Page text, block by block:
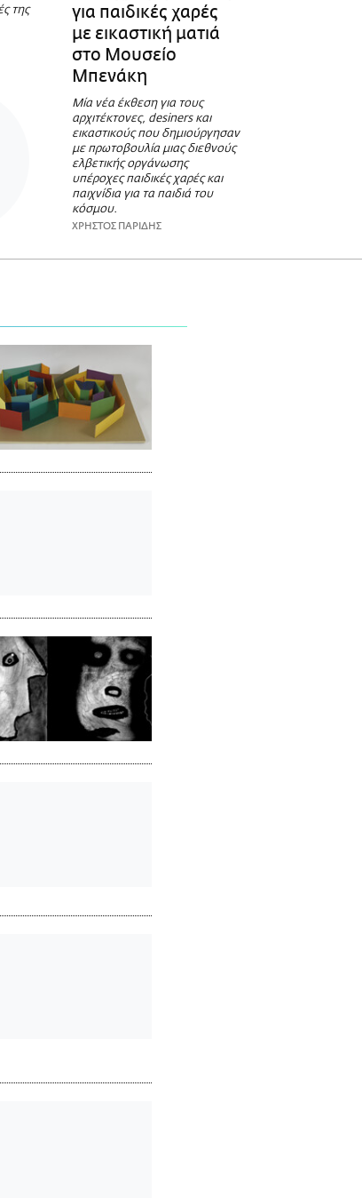
της
για παιδικές χαρές
με εικαστική ματιά
στο Μουσείο
Μπενάκη
Μία νέα έκθεση για τους
αρχιτέκτονες, desiners και
εικαστικούς που δημιούργησαν
με πρωτοβουλία μιας διεθνούς
ελβετικής οργάνωσης
υπέροχες παιδικές χαρές και
παιχνίδια για τα παιδιά του
κόσμου.
ΧΡΗΣΤΟΣ ΠΑΡΙΔΗΣ